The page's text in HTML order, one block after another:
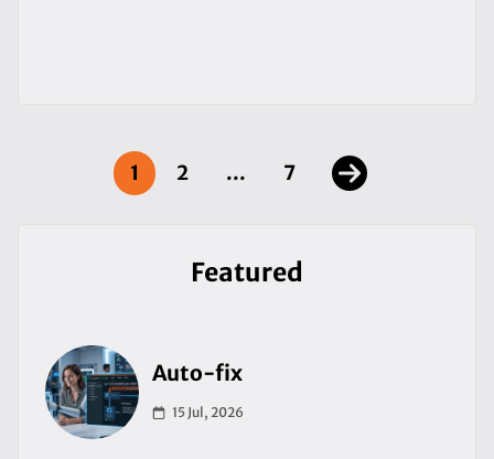
1 2 ... 7
Featured
Auto-fix
15 Jul, 2026